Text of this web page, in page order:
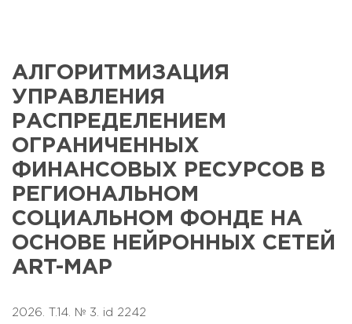
АЛГОРИТМИЗАЦИЯ
УПРАВЛЕНИЯ
РАСПРЕДЕЛЕНИЕМ
ОГРАНИЧЕННЫХ
ФИНАНСОВЫХ РЕСУРСОВ В
РЕГИОНАЛЬНОМ
СОЦИАЛЬНОМ ФОНДЕ НА
ОСНОВЕ НЕЙРОННЫХ СЕТЕЙ
ART-MAP
2026. T.14. № 3. id 2242